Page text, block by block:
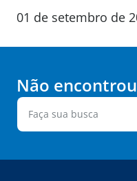
01 de setembro de
Não